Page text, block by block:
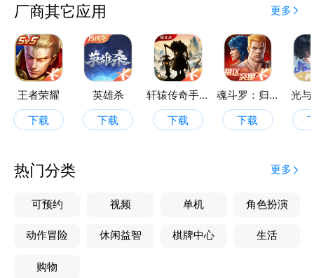
厂商其它应用 更多
王者荣耀
下载
英雄杀
下载
轩辕传奇手游
下载
魂斗罗：归来
下载
光
热门分类 更多
可预约 视频 单机 角色扮演
动作冒险 休闲益智 棋牌中心 生活
购物